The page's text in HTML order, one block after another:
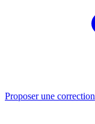
Proposer une correction